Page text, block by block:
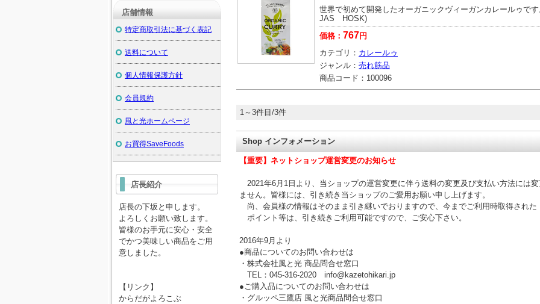
世界で初めて開発したオーガニックヴィーガンカレールゥで
JAS HOSK)
価格： 767円
カテゴリ： カレールゥ
ジャンル： 売れ筋品
商品コード： 100096
1～3件目/3件
Shop インフォメーション
【重要】ネットショップ運営変更のお知らせ
2021年6月1日より、当ショップの運営変更に伴う送料の変更及び支払い方法には変
ません。皆様には、引き続き当ショップのご愛用お願い申し上げます。
尚、会員様の情報はそのまま引き継いでおりますので、今までご利用時取得された
ポイント等は、引き続きご利用可能ですので、ご安心下さい。
2016年9月より
●商品についてのお問い合わせは
・株式会社風と光 商品問合せ窓口
TEL：045-316-2020 info@kazetohikari.jp
●ご購入品についてのお問い合わせは
・グルッペ三鷹店 風と光商品問合せ窓口
店舗情報
特定商取引法に基づく表記
送料について
個人情報保護方針
会員規約
風と光ホームページ
お買得SaveFoods
店長紹介
店長の下坂と申します。
よろしくお願い致します。
皆様のお手元に安心・安全
でかつ美味しい商品をご用
意しました。
【リンク】
からだがよろこぶ